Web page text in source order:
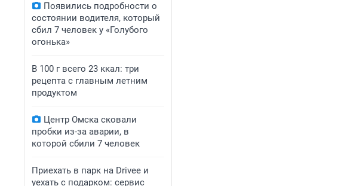
Появились подробности о
состоянии водителя, который
сбил 7 человек у «Голубого
огонька»
В 100 г всего 23 ккал: три
рецепта с главным летним
продуктом
Центр Омска сковали
пробки из-за аварии, в
которой сбили 7 человек
Приехать в парк на Drivee и
уехать с подарком: сервис